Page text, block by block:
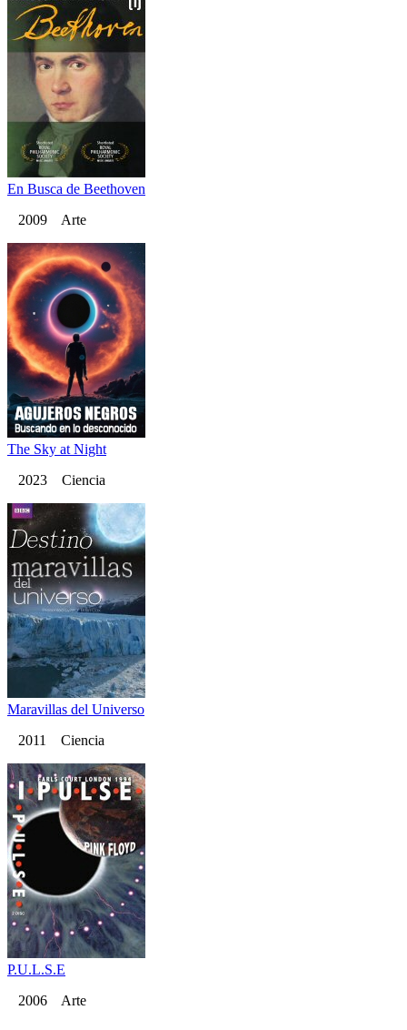
En Busca de Beethoven
2009 Arte
The Sky at Night
2023 Ciencia
Maravillas del Universo
2011 Ciencia
P.U.L.S.E
2006 Arte